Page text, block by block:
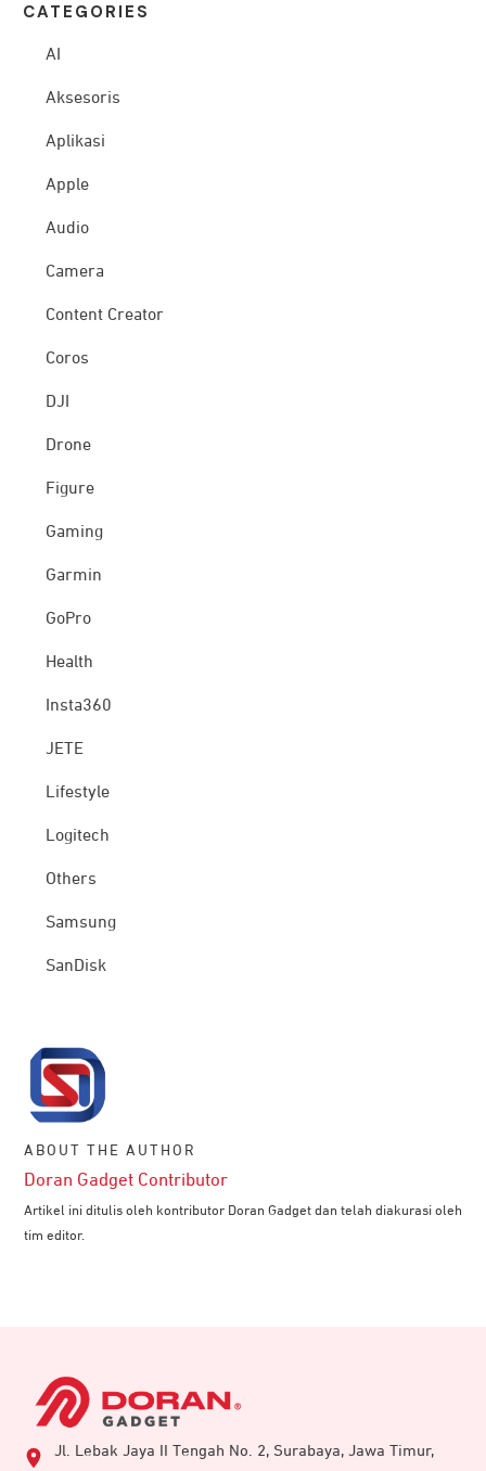
CATEG ORIES
AI
Aksesoris
Aplikasi
Apple
Audio
Camera
Content Creator
Coros
DJI
Drone
Figure
Gaming
Garmin
GoPro
Health
Insta360
JETE
Lifestyle
Logitech
Others
Samsung
SanDisk
ABOUT THE AUTHOR
Doran Gadget Contributor
Artikel ini ditulis oleh kontributor Doran Gadget dan telah diakurasi oleh
tim editor.
Jl. Lebak Jaya II Tengah No. 2, Surabaya, Jawa Timur,